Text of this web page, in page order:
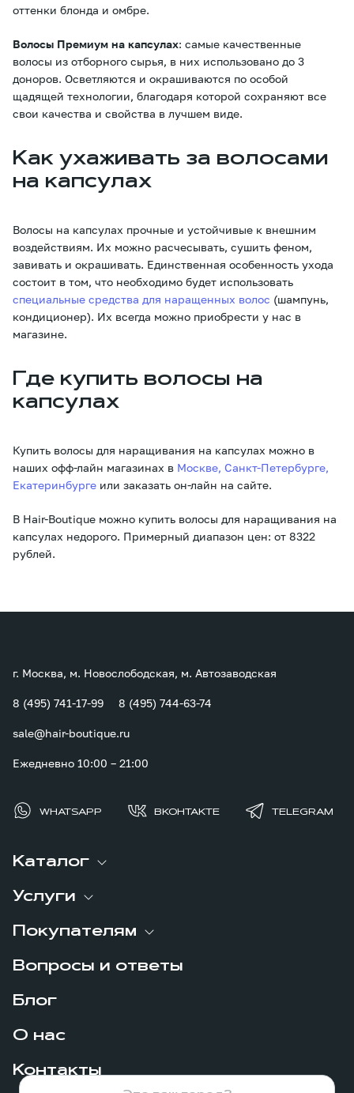
оттенки блонда и омбре.
Волосы Премиум на капсулах: самые качественные
волосы из отборного сырья, в них использовано до 3
доноров. Осветляются и окрашиваются по особой
щадящей технологии, благодаря которой сохраняют все
свои качества и свойства в лучшем виде.
Как ухаживать за волосами
на капсулах
Волосы на капсулах прочные и устойчивые к внешним
воздействиям. Их можно расчесывать, сушить феном,
завивать и окрашивать. Единственная особенность ухода
состоит в том, что необходимо будет использовать
специальные средства для наращенных волос (шампунь,
кондиционер). Их всегда можно приобрести у нас в
магазине.
Где купить волосы на
капсулах
Купить волосы для наращивания на капсулах можно в
наших офф-лайн магазинах в Москве, Санкт-Петербурге,
Екатеринбурге или заказать он-лайн на сайте.
В Hair-Boutique можно купить волосы для наращивания на
капсулах недорого. Примерный диапазон цен: от 8322
рублей.
Каталог
Услуги
Покупателям
Вопросы и ответы
Блог
О нас
Контакты
г. Москва, м. Новослободская, м. Автозаводская
8 (495) 741-17-99 8 (495) 744-63-74
sale@hair-boutique.ru
Ежедневно 10:00 – 21:00
WHATSAPP ВКОНТАКТЕ TELEGRAM